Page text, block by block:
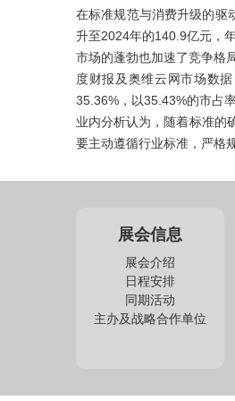
在标准规范与消费升级的驱
升至2024年的140.9亿元，
市场的蓬勃也加速了竞争格
度财报及奥维云网市场数
35.36%，以35.43%的市占
业内分析认为，随着标准的
要主动遵循行业标准，严格
展会信息
展会介绍
日程安排
同期活动
主办及战略合作单位